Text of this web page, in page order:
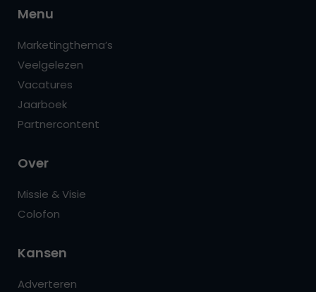
Menu
Marketingthema’s
Veelgelezen
Vacatures
Jaarboek
Partnercontent
Over
Missie & Visie
Colofon
Kansen
Adverteren